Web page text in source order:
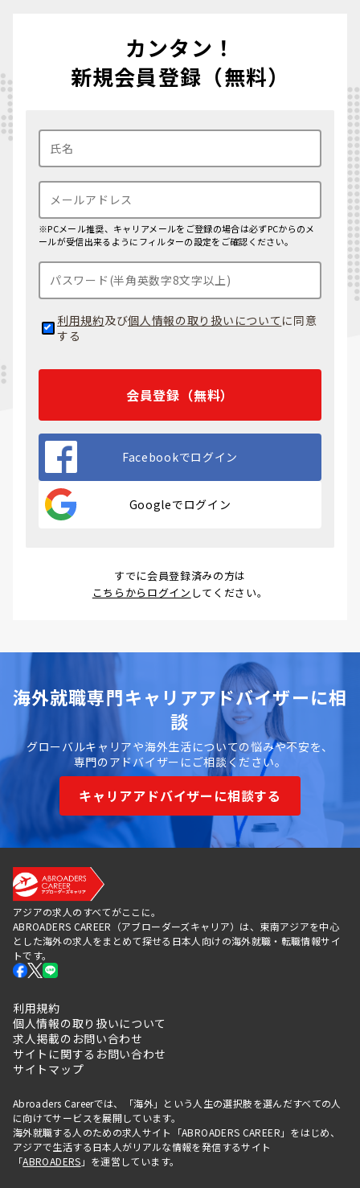
カンタン！
新規会員登録（無料）
※PCメール推奨、キャリアメールをご登録の場合は必ずPCからのメ
ールが受信出来るようにフィルターの設定をご確認ください。
利用規約及び個人情報の取り扱いについて に同意
する
会員登録（無料）
Facebookでログイン
Googleでログイン
すでに会員登録済みの方は
こちらからログイン してください。
海外就職専門キャリアアドバイザーに相
談
グローバルキャリアや海外生活についての悩みや不安を、
専門のアドバイザーにご相談ください。
キャリアアドバイザーに相談する
アジアの求人のすべてがここに。
ABROADERS CAREER（アブローダーズキャリア）は、東南アジアを中心
とした海外の求人をまとめて探せる日本人向けの海外就職・転職情報サイ
トです。
利用規約
個人情報の取り扱いについて
求人掲載のお問い合わせ
サイトに関するお問い合わせ
サイトマップ
Abroaders Careerでは、「海外」という人生の選択肢を選んだすべての人
に向けてサービスを展開しています。
海外就職する人のための求人サイト「ABROADERS CAREER」をはじめ、
アジアで生活する日本人がリアルな情報を発信するサイト
「ABROADERS 」を運営しています。